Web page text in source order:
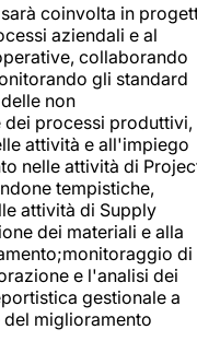
coinvolta in
aziendali e al
collaborando
gli standard
non
processi produttivi,
attività e all'impiego
nelle attività di
tempistiche,
attività di Supply
dei materiali e alla
di
e l'analisi dei
gestionale a
miglioramento